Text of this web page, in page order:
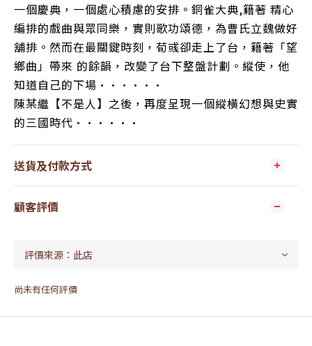
一個慶典，一個處心積慮的安排。銅雀大典,籍著 精心
編排的戲曲與眾同樂，實則歌功頌德，為曹氏立魏做好
舖排。然而在最關鍵時刻，荀彧卻走上了台，籍著「望
鄉曲」帶來 的餘韻 ， 改變了台下整盤計劃。縱使，他
知道自己的下場······
陳某繼【不是人】之後，再度呈現一個縱橫幻想與史實
的三國時代······
送貨及付款方式
顧客評價
尚未有任何評價